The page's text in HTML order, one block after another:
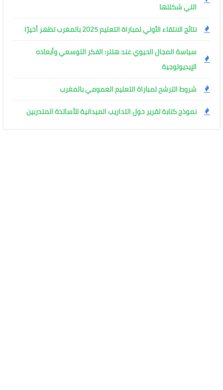
التي شكلتها
نتائج الانتقاء الأولي لمباراة التعليم 2025 بالمغرب تظهر أخيرًا
سياسة المجال الحيوي عند هتلر: الفكر التوسعي وأبعاده
الإيديولوجية
شروط الترشح لمباراة التعليم العمومي بالمغرب
نموذج كتابة تقرير حول التداريب الميدانية للأساتذة المتدربين